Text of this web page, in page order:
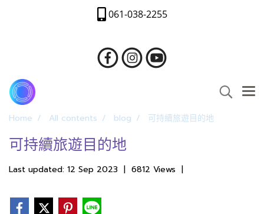
061-038-2255
Home All contents blog 可持續旅遊目的地
可持續旅遊目的地
Last updated: 12 Sep 2023 | 6812 Views |